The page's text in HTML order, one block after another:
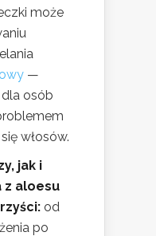
może
—
osób
włosów.
jak i
z aloesu
od
po